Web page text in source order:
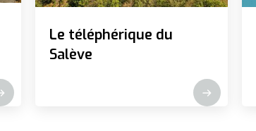
Le téléphérique du
Salève